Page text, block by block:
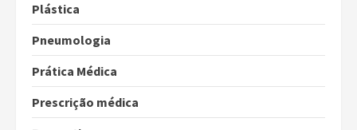
Plástica
Pneumologia
Prática Médica
Prescrição médica